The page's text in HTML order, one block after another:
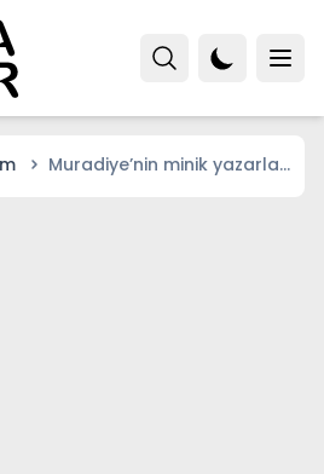
Muradiye’nin minik yazarları